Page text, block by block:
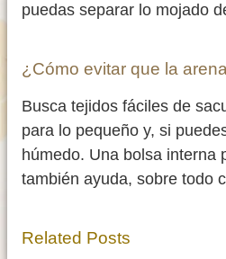
puedas separar lo mojado
¿Cómo evitar que la
Busca tejidos fáciles de
para lo pequeño y, si
húmedo. Una bolsa interna
también ayuda, sobre todo
Related Posts